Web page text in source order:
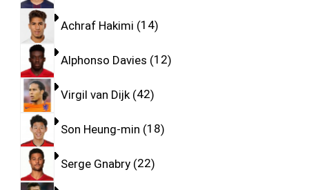
Achraf Hakimi 14
Alphonso Davies 12
Virgil van Dijk 42
Son Heung-min 18
Serge Gnabry 22